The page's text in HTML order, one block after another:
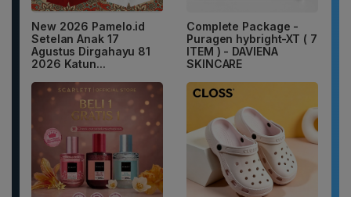
New 2026 Pamelo.id
Setelan Anak 17
Agustus Dirgahayu 81
2026 Katun...
Complete Package -
Puragen hybright-XT ( 7
ITEM ) - DAVIENA
SKINCARE